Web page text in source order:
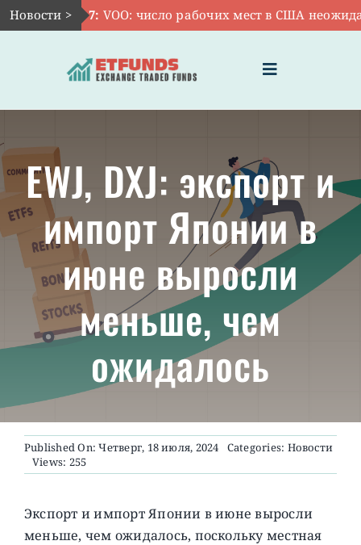
Skip
to
Новости >
Авг 7: VOO: число рабочих мест в США
Toggle
Navigation
ЧТО ТАКОЕ ETF
ИНВЕСТИЦИИ В ETF
ТЕМАТИЧЕСКИЕ ETF
АКТУАЛЬНЫЕ
О ПРОЕКТЕ
EWJ, DXJ: экспорт и
импорт Японии в
июне выросли
меньше, чем
ожидалось
Published On: Четверг, 18 июля, 2024 Categories: Новости
Views: 255
Экспорт и импорт Японии в июне выросли
меньше, чем ожидалось, поскольку местная